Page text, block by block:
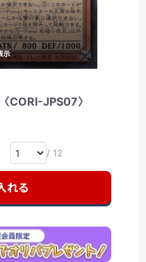
示
CORI-JPS07〉
/ 12
れる